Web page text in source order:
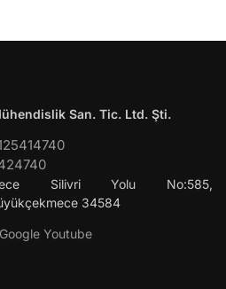
San. Tic. Ltd. Şti.
Silivri Yolu No:585,
34584
Google Youtube